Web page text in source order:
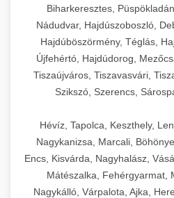
Biharkeresztes,
Nádudvar, Hajdúszoboszló,
Hajdúböszörmény, Téglás,
Újfehértó, Hajdúdorog,
Tiszaújváros, Tiszavasvári,
Szikszó, Szerencs,
Hévíz, Tapolca, Keszthely,
Nagykanizsa, Marcali,
Encs, Kisvárda, Nagyhalász,
Mátészalka, Fehérgyarmat,
Nagykálló, Várpalota, Ajka,